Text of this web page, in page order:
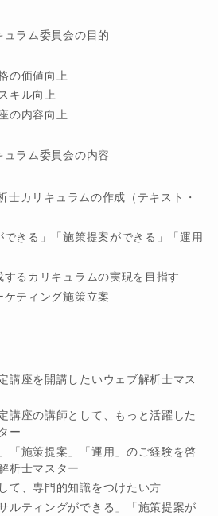
ュラム委員会の目的
の価値向上
キル向上
の内容向上
ュラム委員会の内容
士カリキュラムの作成（テキスト・
できる」「施策提案ができる」「運用
するカリキュラムの実現を目指す
ケティング施策立案
講座を開講したいウェブ解析士マス
講座の講師として、もっと活躍した
ー
「施策提案」「運用」のご経験を啓
析士マスター
て、専門的知識をつけたい方
ルティングができる」「施策提案が